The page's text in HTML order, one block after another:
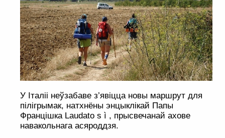
У Італіі неўзабаве з’явіцца новы маршрут для
пілігрымак, натхнёны энцыклікай Папы
Францішка Laudato s ì , прысвечанай ахове
навакольнага асяроддзя.